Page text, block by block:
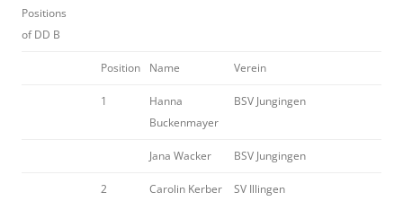
Positions
of DD B
Position Name Verein
1
Hanna
Buckenmayer
BSV Jungingen
Jana Wacker BSV Jungingen
2 Carolin Kerber SV Illingen